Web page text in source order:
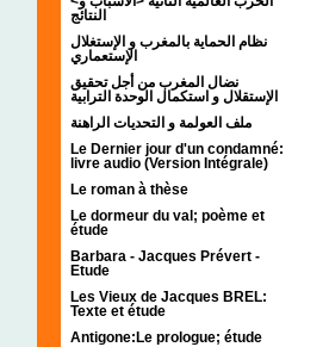
النتائج
نظام الحماية بالمغرب و الإستغلال
الإستعماري
نضال المغرب من أجل تحقيق
الإستقلال و استكمال الوحدة الترابية
ملف العولمة و التحديات الراهنة
Le Dernier jour d'un condamné:
livre audio (Version Intégrale)
Le roman à thèse
Le dormeur du val; poème et
étude
Barbara - Jacques Prévert -
Etude
Les Vieux de Jacques BREL:
Texte et étude
Antigone:Le prologue; étude